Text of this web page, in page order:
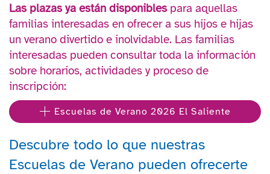
Las plazas ya están disponiblespara aquellas
familias interesadas en ofrecer a sus hijos e hijas
un verano divertido e inolvidable. Las familias
interesadas pueden consultar toda la información
sobre horarios, actividades y proceso de
inscripción:
Escuelas de Verano 2026 El Saliente
Descubre todo lo que nuestras
Escuelas de Verano pueden ofrecerte